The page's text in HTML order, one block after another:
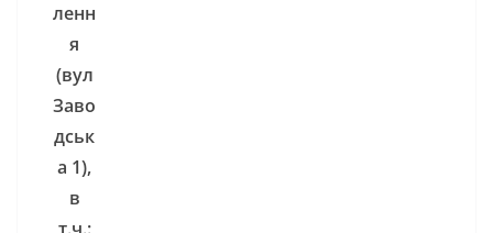
ленн
я
(вул
Заво
дськ
а 1),
в